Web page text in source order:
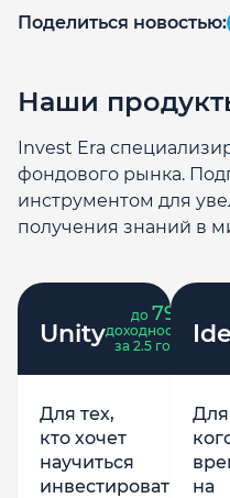
Поделиться новостью:
Наши
Invest Era
фондового рынка.
инструментом для
получения знаний в
Unity
до 79
доходность
за 2.5 года
Для тех,
кто хочет
научиться
инвестировать
Для
на